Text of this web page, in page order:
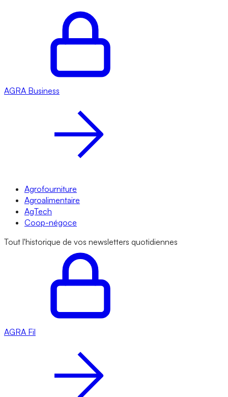
AGRA Business
Agrofourniture
Agroalimentaire
AgTech
Coop-négoce
Tout l'historique de vos newsletters quotidiennes
AGRA Fil